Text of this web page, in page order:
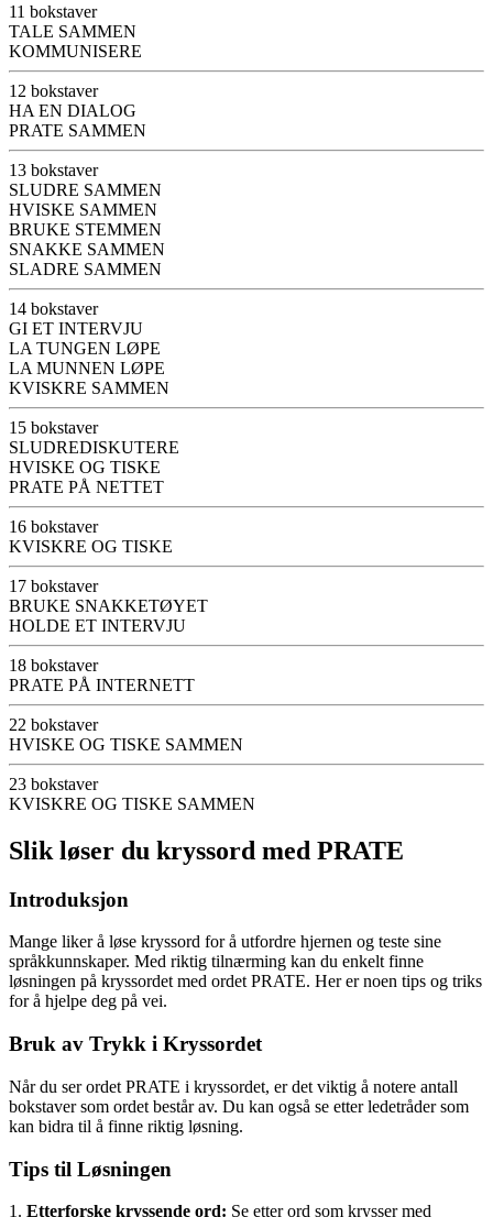
11 bokstaver
TALE SAMMEN
KOMMUNISERE
12 bokstaver
HA EN DIALOG
PRATE SAMMEN
13 bokstaver
SLUDRE SAMMEN
HVISKE SAMMEN
BRUKE STEMMEN
SNAKKE SAMMEN
SLADRE SAMMEN
14 bokstaver
GI ET INTERVJU
LA TUNGEN LØPE
LA MUNNEN LØPE
KVISKRE SAMMEN
15 bokstaver
SLUDREDISKUTERE
HVISKE OG TISKE
PRATE PÅ NETTET
16 bokstaver
KVISKRE OG TISKE
17 bokstaver
BRUKE SNAKKETØYET
HOLDE ET INTERVJU
18 bokstaver
PRATE PÅ INTERNETT
22 bokstaver
HVISKE OG TISKE SAMMEN
23 bokstaver
KVISKRE OG TISKE SAMMEN
Slik løser du kryssord med PRATE
Introduksjon
Mange liker å løse kryssord for å utfordre hjernen og teste sine
språkkunnskaper. Med riktig tilnærming kan du enkelt finne
løsningen på kryssordet med ordet PRATE. Her er noen tips og triks
for å hjelpe deg på vei.
Bruk av Trykk i Kryssordet
Når du ser ordet PRATE i kryssordet, er det viktig å notere antall
bokstaver som ordet består av. Du kan også se etter ledetråder som
kan bidra til å finne riktig løsning.
Tips til Løsningen
1. Etterforske kryssende ord: Se etter ord som krysser med